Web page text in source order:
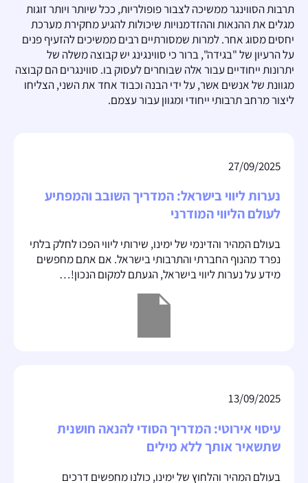
תרבות הסווינגר ממשיכה לצבור פופולריות, ככל שיותר ויותר זוגות
מגלים את ההנאות וההזדמנויות שיכולות להגיע מחקירת מערכת
יחסים מסוג אחר. למרות שמסורתיים רבים ממשיכים להזעיף פנים
על הרעיון של "בגידה", ברור כי סווינגינג יש קבוצה משלה של
יתרונות ייחודיים עבור אלה שבוחרים לעסוק בו. סווינגרים הם קבוצה
מגוונת של אנשים אשר, על ידי הבנה וכבוד אחד את השני, הצליחו
ליצור מרחב תרבותי ייחודי ומגוון עבור עצמם.
27/09/2025
נערות ליווי בישראל: המדריך השובב והמפתיע
לעולם הליווי המודרני
בעולם המהיר והדינמי של ימינו, שירותי ליווי הפכו לחלק בלתי
נפרד מהנוף החברתי והתרבותי בישראל. אם אתם מחפשים
מידע על נערות ליווי בישראל, הגעתם למקום הנכון!…
13/09/2025
עיסוי אירוטי: המדריך הסודי להנאה חושנית
שתשאיר אותך ללא מילים
בעולם המהיר והלחוץ של ימינו, כולנו מחפשים דרכים